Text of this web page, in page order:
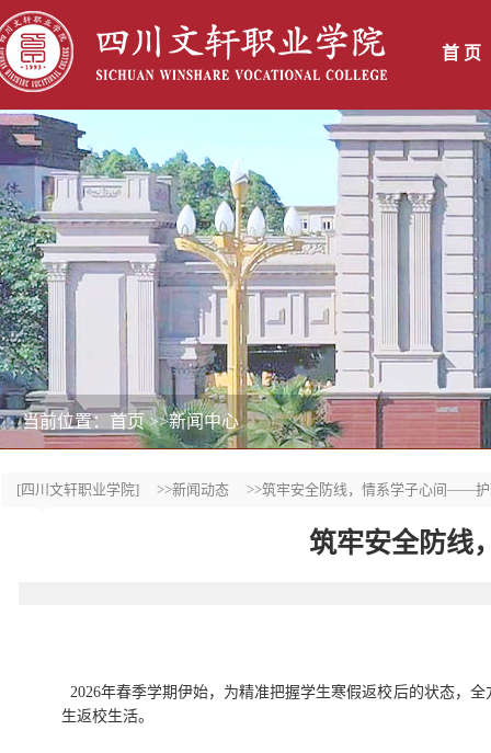
[四川文轩职业学院] >>新闻动态 >>筑牢安全防线，情系学子心间——护
筑牢安全防线
2026年春季学期伊始，为精准把握学生寒假返校后的状态，
生返校生活。
当前位置：首页>>新闻中心
首 页